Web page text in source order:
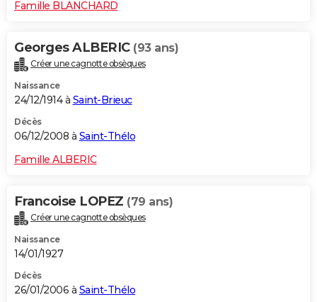
Famille BLANCHARD
Georges ALBERIC (93 ans)
Créer une cagnotte obsèques
Naissance
24/12/1914 à Saint-Brieuc
Décès
06/12/2008 à Saint-Thélo
Famille ALBERIC
Francoise LOPEZ (79 ans)
Créer une cagnotte obsèques
Naissance
14/01/1927
Décès
26/01/2006 à Saint-Thélo